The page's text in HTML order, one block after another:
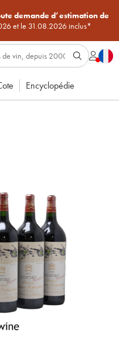
demande d’estimation de
et le 31.08.2026 inclus*
Encyclopédie